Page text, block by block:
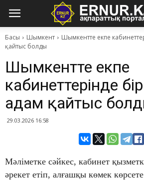
Басы Шымкент
Шымкентте екпе
қайтыс болды
Шымкентте екпе
кабинеттерінде бір
адам қайтыс
29.03.2026 16:58
Мәліметке сәйкес, кабинет
әрекет етіп, алғашқы көмек